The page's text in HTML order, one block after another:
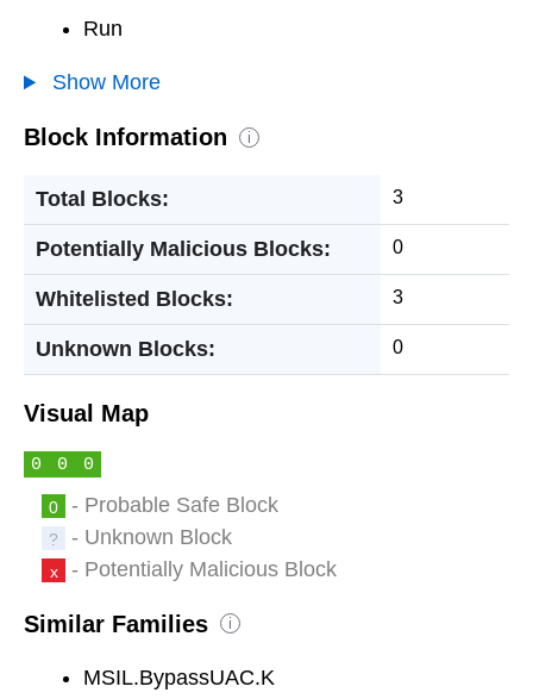
Run
Show More
Block Information i
Total Blocks: 3
Potentially Malicious Blocks: 0
Whitelisted Blocks: 3
Unknown Blocks: 0
Visual Map
0 0 0
0 - Probable Safe Block
? - Unknown Block
x - Potentially Malicious Block
Similar Families i
MSIL.BypassUAC.K